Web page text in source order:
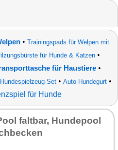
• Trainingspads für Welpen mit
für Hunde & Katzen•
für Haustiere •
Hundespielzeug-Set • Auto Hundegurt •
für Hunde
falt­bar, Hun­de­pool